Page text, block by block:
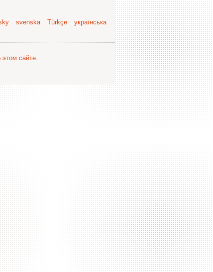
svenska Türkçe
українська
сайте.